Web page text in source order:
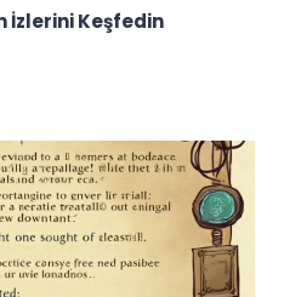
İzlerini Keşfedin